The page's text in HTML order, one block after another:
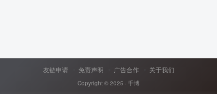
友链申请 免责声明 广告合作 关于我们
Copyright © 2025 · 千博